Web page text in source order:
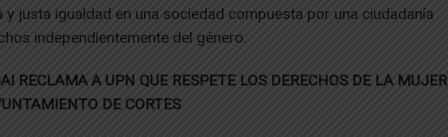
y justa igualdad en una sociedad compuesta por una ciudadanía
independientemente del género.
RECLAMA A UPN QUE RESPETE LOS DERECHOS DE LA MUJER
DE CORTES